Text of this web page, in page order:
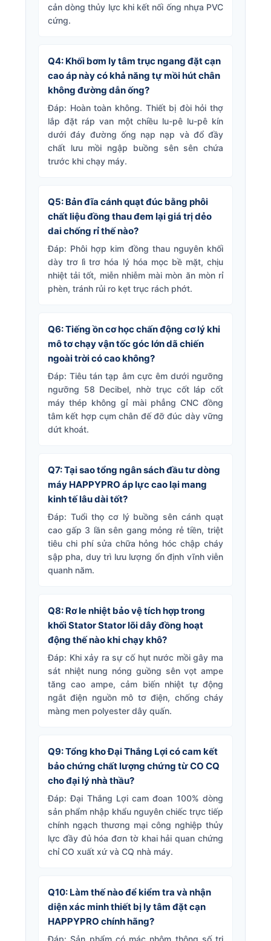
cản dòng thủy lực khi kết nối ống nhựa PVC
cứng.
Q4: Khối bơm ly tâm trục ngang đặt cạn
cao áp này có khả năng tự mồi hút chân
không đường dẫn ống?
Đáp: Hoàn toàn không. Thiết bị đòi hỏi thợ
lắp đặt ráp van một chiều lu-pê lu-pê kín
dưới đáy đường ống nạp nạp và đổ đầy
chất lưu mồi ngập buồng sên sên chứa
trước khi chạy máy.
Q5: Bản đĩa cánh quạt đúc bằng phôi
chất liệu đồng thau đem lại giá trị dẻo
dai chống rỉ thế nào?
Đáp: Phôi hợp kim đồng thau nguyên khối
dày trơ lì trơ hóa lý hóa mọc bề mặt, chịu
nhiệt tải tốt, miễn nhiễm mài mòn ăn mòn rỉ
phèn, tránh rủi ro kẹt trục rách phớt.
Q6: Tiếng ồn cơ học chấn động cơ lý khi
mô tơ chạy vận tốc góc lớn dã chiến
ngoài trời có cao không?
Đáp: Tiêu tán tạp âm cực êm dưới ngưỡng
ngưỡng 58 Decibel, nhờ trục cốt láp cốt
máy thép không gỉ mài phẳng CNC đồng
tâm kết hợp cụm chân đế đỡ đúc dày vững
dứt khoát.
Q7: Tại sao tổng ngân sách đầu tư dòng
máy HAPPYPRO áp lực cao lại mang
kinh tế lâu dài tốt?
Đáp: Tuổi thọ cơ lý buồng sên cánh quạt
cao gấp 3 lần sên gang mỏng rẻ tiền, triệt
tiêu chi phí sửa chữa hỏng hóc chập cháy
sập pha, duy trì lưu lượng ổn định vĩnh viễn
quanh năm.
Q8: Rơ le nhiệt bảo vệ tích hợp trong
khối Stator Stator lõi dây đồng hoạt
động thế nào khi chạy khô?
Đáp: Khi xảy ra sự cố hụt nước mồi gây ma
sát nhiệt nung nóng guồng sên vọt ampe
tăng cao ampe, cảm biến nhiệt tự động
ngắt điện nguồn mô tơ điện, chống cháy
màng men polyester dây quấn.
Q9: Tổng kho Đại Thắng Lợi có cam kết
bảo chứng chất lượng chứng từ CO CQ
cho đại lý nhà thầu?
Đáp: Đại Thắng Lợi cam đoan 100% dòng
sản phẩm nhập khẩu nguyên chiếc trực tiếp
chính ngạch thương mại công nghiệp thủy
lực đầy đủ hóa đơn tờ khai hải quan chứng
chỉ CO xuất xứ và CQ nhà máy.
Q10: Làm thế nào để kiểm tra và nhận
diện xác minh thiết bị ly tâm đặt cạn
HAPPYPRO chính hãng?